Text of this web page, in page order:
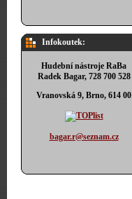
Infokoutek:
Hudební nástroje RaBa
Radek Bagar, 728 700 528
Vranovská 9, Brno, 614 00
bagar.r@seznam.cz